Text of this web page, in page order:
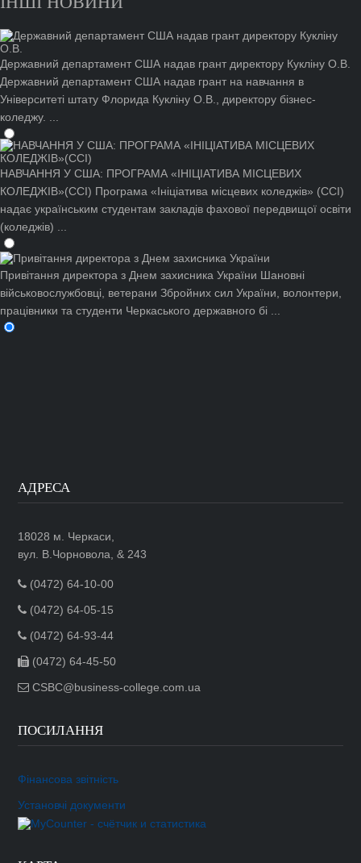
Державний департамент США надав грант директору Кукліну О.В.
Державний департамент США надав грант на навчання в
Університеті штату Флорида Кукліну О.В., директору бізнес-
коледжу. ...
НАВЧАННЯ У США: ПРОГРАМА «ІНІЦІАТИВА МІСЦЕВИХ
КОЛЕДЖІВ»(CCI) Програма «Ініціатива місцевих коледжів» (CCI)
надає українським студентам закладів фахової передвищої освіти
(коледжів) ...
Привітання директора з Днем захисника України Шановні
військовослужбовці, ветерани Збройних сил України, волонтери,
працівники та студенти Черкаського державного бі ...
АДРЕСА
18028 м. Черкаси,
вул. В.Чорновола, & 243
(0472) 64-10-00
(0472) 64-05-15
(0472) 64-93-44
(0472) 64-45-50
CSBC@business-college.com.ua
ПОСИЛАННЯ
Фінансова звітність
Установчі документи